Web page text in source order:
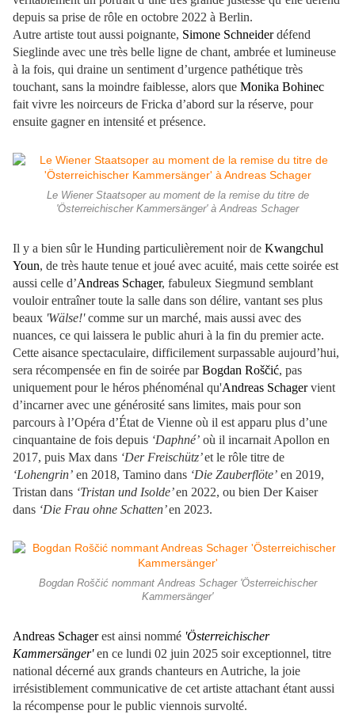
depuis sa prise de rôle en octobre 2022 à Berlin.
Autre artiste tout aussi poignante, Simone Schneiderdéfend
Sieglinde avec une très belle ligne de chant, ambrée et lumineuse
à la fois, qui draine un sentiment d’urgence pathétique très
touchant, sans la moindre faiblesse, alors que Monika Bohinec
fait vivre les noirceurs de Fricka d’abord sur la réserve, pour
ensuite gagner en intensité et présence.
Le Wiener Staatsoper au moment de la remise du titre de
'Österreichischer Kammersänger' à Andreas Schager
Il y a bien sûr le Hunding particulièrement noir de Kwangchul
Youn, de très haute tenue et joué avec acuité, mais cette soirée est
aussi celle d’Andreas Schager, fabuleux Siegmund semblant
vouloir entraîner toute la salle dans son délire, vantant ses plus
beaux 'Wälse!'comme sur un marché, mais aussi avec des
nuances, ce qui laissera le public ahuri à la fin du premier acte.
Cette aisance spectaculaire, difficilement surpassable aujourd’hui,
sera récompensée en fin de soirée parBogdan Roščić, pas
uniquement pour le héros phénoménal qu'Andreas Schagervient
d’incarner avec une générosité sans limites, mais pour son
parcours à l’Opéra d’État de Vienne où il est apparu plus d’une
cinquantaine de fois depuis ‘Daphné’ où il incarnait Apollon en
2017, puis Max dans ‘Der Freischütz’et le rôle titre de
‘Lohengrin’ en 2018, Tamino dans ‘Die Zauberflöte’ en 2019,
Tristan dans ‘Tristan und Isolde’en 2022, ou bien Der Kaiser
dans ‘Die Frau ohne Schatten’en 2023.
Bogdan Roščić nommant Andreas Schager 'Österreichischer
Kammersänger'
Andreas Schagerest ainsi nommé 'Österreichischer
Kammersänger'en ce lundi 02 juin 2025 soir exceptionnel, titre
national décerné aux grands chanteurs en Autriche, la joie
irrésistiblement communicative de cet artiste attachant étant aussi
la récompense pour le public viennois survolté.